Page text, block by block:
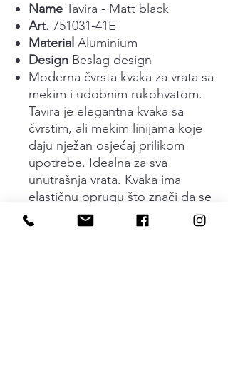
Name Tavira - Matt black
Art. 751031-41E
Material Aluminium
Design Beslag design
Moderna čvrsta kvaka za vrata sa
mekim i udobnim rukohvatom.
Tavira je elegantna kvaka sa
čvrstim, ali mekim linijama koje
daju nježan osjećaj prilikom
upotrebe. Idealna za sva
unutrašnja vrata. Kvaka ima
elastičnu oprugu što znači da se
kvaka uvijk vraća u osnovni
položaj. Skriveno pričvršćavanje